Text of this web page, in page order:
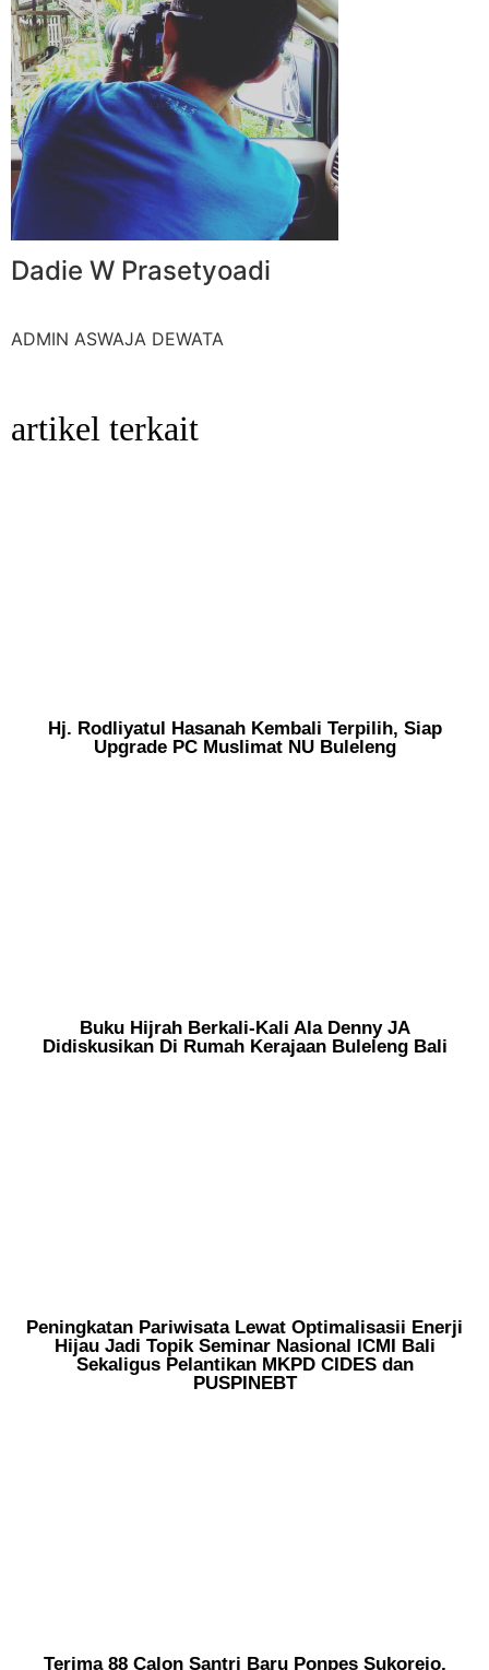
Dadie W Prasetyoadi
ADMIN ASWAJA DEWATA
artikel terkait
Hj. Rodliyatul Hasanah Kembali Terpilih, Siap
Upgrade PC Muslimat NU Buleleng
Buku Hijrah Berkali-Kali Ala Denny JA
Didiskusikan Di Rumah Kerajaan Buleleng Bali
Peningkatan Pariwisata Lewat Optimalisasii Enerji
Hijau Jadi Topik Seminar Nasional ICMI Bali
Sekaligus Pelantikan MKPD CIDES dan
PUSPINEBT
Terima 88 Calon Santri Baru Ponpes Sukorejo,